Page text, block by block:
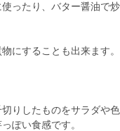
ったり、バター醤油で
にすることも出来ます
りしたものをサラダや
ぽい食感です。